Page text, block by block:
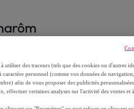
- Capsules Origan + -
€
utiliser des traceurs (tels que des cookies ou d'autres
personnel (comme vos données de
afin de vous proposer des publicités
effectuer certaines analyses sur l'activité des ventes et